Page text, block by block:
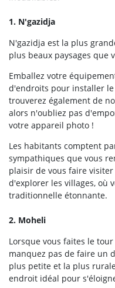
1. N'gazidja
N'gazidja est la plus
plus beaux paysages que
Emballez votre
d'endroits pour installer
trouverez également de
alors n'oubliez pas
votre appareil photo !
Les habitants comptent
sympathiques que vous
plaisir de vous faire
d'explorer les villages, où
traditionnelle étonnante.
2. Moheli
Lorsque vous faites le
manquez pas de faire un
plus petite et la plus
endroit idéal pour